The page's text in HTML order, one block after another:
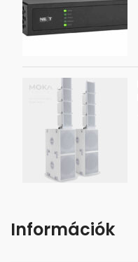
Információk